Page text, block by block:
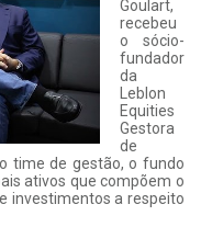
Goulart,
recebeu
o sócio-
fundador
da
Leblon
Equities
Gestora
de
time de gestão, o fundo
ativos que compõem o
investimentos a respeito